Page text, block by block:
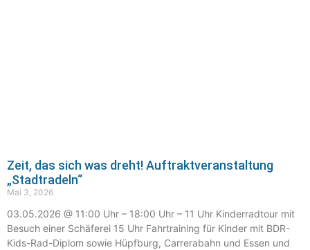
Zeit, das sich was dreht! Auftraktveranstaltung
„Stadtradeln“
Mai 3, 2026
03.05.2026 @ 11:00 Uhr – 18:00 Uhr – 11 Uhr Kinderradtour mit
Besuch einer Schäferei 15 Uhr Fahrtraining für Kinder mit BDR-
Kids-Rad-Diplom sowie Hüpfburg, Carrerabahn und Essen und